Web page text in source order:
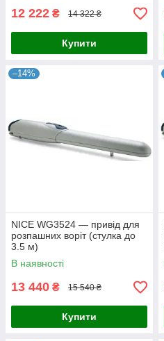
12 222 ₴ 14 322 ₴
Купити
–14%
NICE WG3524 — привід для
розпашних воріт (стулка до
3.5 м)
В наявності
13 440 ₴ 15 540 ₴
Купити